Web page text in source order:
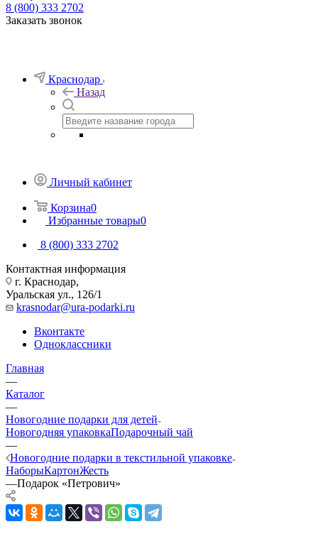
8 (800) 333 2702
Заказать звонок
Краснодар
Назад
Личный кабинет
Корзина0
Избранные товары0
8 (800) 333 2702
Контактная информация
г. Краснодар,
Уральская ул., 126/1
krasnodar@ura-podarki.ru
Вконтакте
Одноклассники
Главная
—
Каталог
—
Новогодние подарки для детей
Новогодняя упаковкаПодарочный чай
—
Новогодние подарки в текстильной упаковке
НаборыКартонЖесть
—Подарок «Петрович»